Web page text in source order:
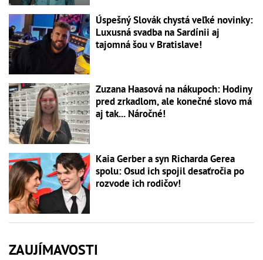
Úspešný Slovák chystá veľké novinky:
Luxusná svadba na Sardínii aj
tajomná šou v Bratislave!
Zuzana Haasová na nákupoch: Hodiny
pred zrkadlom, ale konečné slovo má
aj tak... Náročné!
Kaia Gerber a syn Richarda Gerea
spolu: Osud ich spojil desaťročia po
rozvode ich rodičov!
ZAUJÍMAVOSTI